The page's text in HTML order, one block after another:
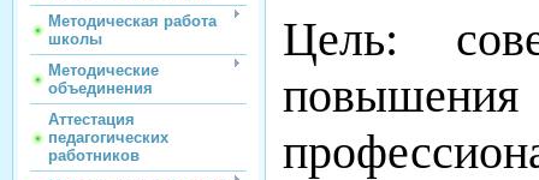
Методическая работа
школы
Методические
объединения
Аттестация
педагогических
работников
Цель: